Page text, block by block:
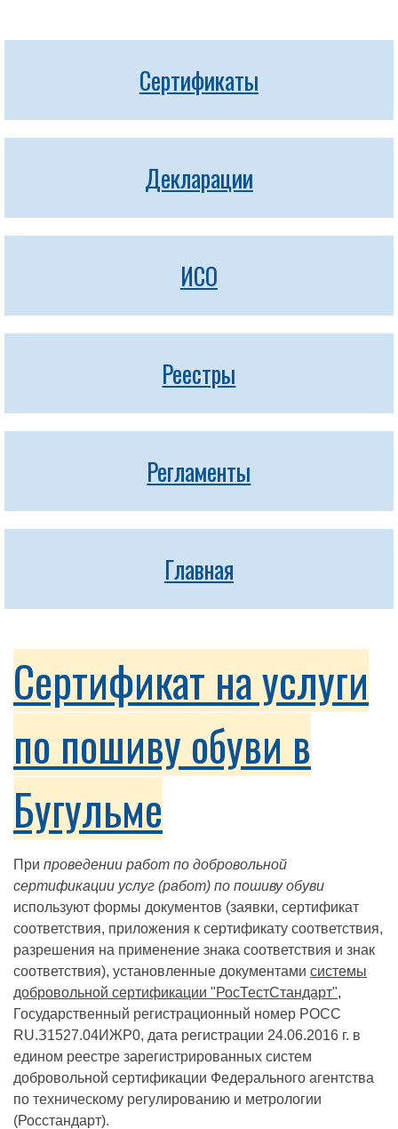
Сертификаты
Декларации
ИСО
Реестры
Регламенты
Главная
Сертификат на услуги
по пошиву обуви в
Бугульме
При проведении работ по добровольной
сертификации услуг (работ) по пошиву обуви
используют формы документов (заявки, сертификат
соответствия, приложения к сертификату соответствия,
разрешения на применение знака соответствия и знак
соответствия), установленные документами системы
добровольной сертификации "РосТестСтандарт",
Государственный регистрационный номер РОСС
RU.З1527.04ИЖР0, дата регистрации 24.06.2016 г. в
едином реестре зарегистрированных систем
добровольной сертификации Федерального агентства
по техническому регулированию и метрологии
(Росстандарт).